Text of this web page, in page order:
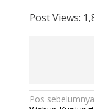
Post Views:
N
Pos sebelumnya